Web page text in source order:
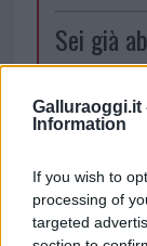
Galluraoggi.it
Information
If you wish to
processing of
targeted
Sei già
sezione
TEMI: